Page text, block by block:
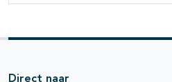
Direct naar